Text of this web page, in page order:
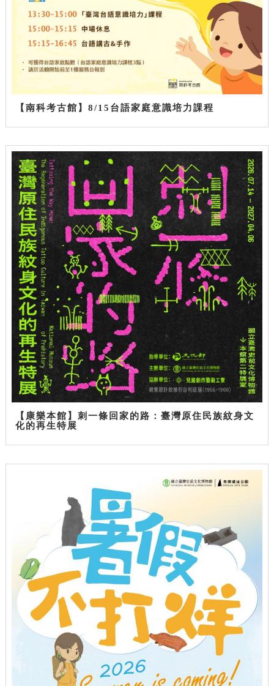
【南科考古館】8/15台語家庭意識培力課程
【康樂本館】刺一條回家的路：臺灣原住民族紋身文
化的再生特展